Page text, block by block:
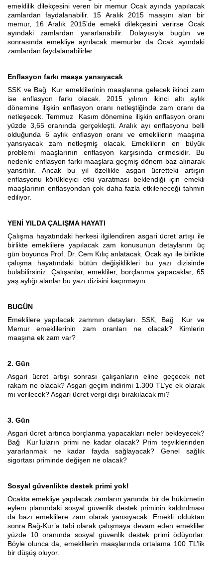
emeklilik dilekçesini veren bir memur Ocak ayında yapılacak
zamlardan faydalanabilir. 15 Aralık 2015 maaşını alan bir
memur, 16 Aralık 2015’de emekli dilekçesini verirse Ocak
ayındaki zamlardan yararlanabilir. Dolayısıyla bugün ve
sonrasında emekliye ayrılacak memurlar da Ocak ayındaki
zamlardan faydalanabilirler.
Enflasyon farkı maaşa yansıyacak
SSK ve Bağ Kur emeklilerinin maaşlarına gelecek ikinci zam
ise enflasyon farkı olacak. 2015 yılının ikinci altı aylık
dönemine ilişkin enflasyon oranı netleştiğinde zam oranı da
netleşecek. Temmuz Kasım dönemine ilişkin enflasyon oranı
yüzde 3,65 oranında gerçekleşti. Aralık ayı enflasyonu belli
olduğunda 6 aylık enflasyon oranı ve emeklilerin maaşına
yansıyacak zam netleşmiş olacak. Emeklilerin en büyük
problemi maaşlarının enflasyon karşısında erimesidir. Bu
nedenle enflasyon farkı maaşlara geçmiş dönem baz alınarak
yansıtılır. Ancak bu yıl özellikle asgari ücretteki artışın
enflasyonu körükleyici etki yaratması beklendiği için emekli
maaşlarının enflasyondan çok daha fazla etkileneceği tahmin
ediliyor.
YENİ YILDA ÇALIŞMA HAYATI
Çalışma hayatındaki herkesi ilgilendiren asgari ücret artışı ile
birlikte emeklilere yapılacak zam konusunun detaylarını üç
gün boyunca Prof. Dr. Cem Kılıç anlatacak. Ocak ayı ile birlikte
çalışma hayatındaki bütün değişiklikleri bu yazı dizisinde
bulabilirsiniz. Çalışanlar, emekliler, borçlanma yapacaklar, 65
yaş aylığı alanlar bu yazı dizisini kaçırmayın.
BUGÜN
Emeklilere yapılacak zammın detayları. SSK, Bağ Kur ve
Memur emeklilerinin zam oranları ne olacak? Kimlerin
maaşına ek zam var?
2. Gün
Asgari ücret artışı sonrası çalışanların eline geçecek net
rakam ne olacak? Asgari geçim indirimi 1.300 TL’ye ek olarak
mı verilecek? Asgari ücret vergi dışı bırakılacak mı?
3. Gün
Asgari ücret artınca borçlanma yapacakları neler bekleyecek?
Bağ Kur’luların primi ne kadar olacak? Prim teşviklerinden
yararlanmak ne kadar fayda sağlayacak? Genel sağlık
sigortası priminde değişen ne olacak?
Sosyal güvenlikte destek primi yok!
Ocakta emekliye yapılacak zamların yanında bir de hükümetin
eylem planındaki sosyal güvenlik destek priminin kaldırılması
da bazı emeklilere zam olarak yansıyacak. Emekli olduktan
sonra Bağ-Kur’a tabi olarak çalışmaya devam eden emekliler
yüzde 10 oranında sosyal güvenlik destek primi ödüyorlar.
Böyle olunca da, emeklilerin maaşlarında ortalama 100 TL’lik
bir düşüş oluyor.